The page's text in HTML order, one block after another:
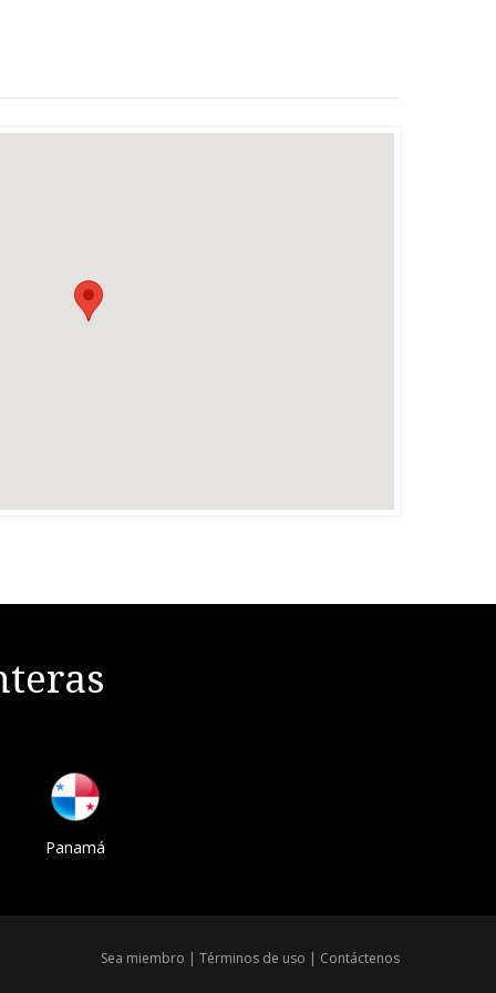
Panamá
Sea miembro | Términos de uso | Contáctenos